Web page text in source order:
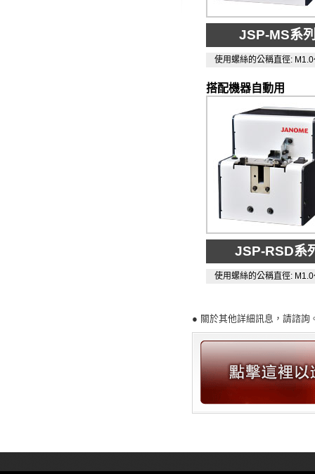
JSP-MS系
使用螺絲的公稱直徑:
搭配機器自動用
JSP-RSD系
使用螺絲的公稱直徑:
● 關於其他詳細訊息，請諮詢